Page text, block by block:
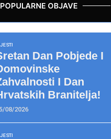
POPULARNE OBJAVE
Dan Pobjede I
I Dan
Branitelja!
08/2026